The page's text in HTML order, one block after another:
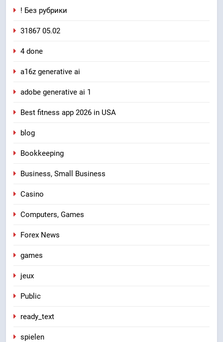
! Без рубрики
31867 05.02
4 done
a16z generative ai
adobe generative ai 1
Best fitness app 2026 in USA
blog
Bookkeeping
Business, Small Business
Casino
Computers, Games
Forex News
games
jeux
Public
ready_text
spielen